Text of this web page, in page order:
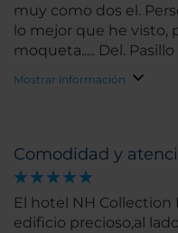
muy como dos el.
lo mejor que he visto,
moqueta..... Del. Pasillo
Mostrar información
Comodidad y
El hotel NH Collection
edificio precioso,al